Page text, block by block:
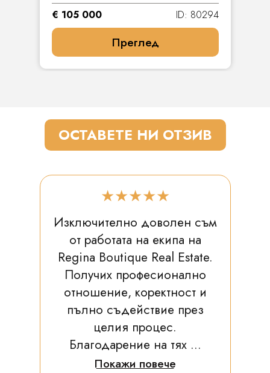
€ 105 000 ID: 80294
Преглед
ОСТАВЕТЕ НИ ОТЗИВ
★★★★★
Изключително доволен съм
от работата на екипа на
Regina Boutique Real Estate.
Получих професионално
отношение, коректност и
пълно съдействие през
целия процес.
Благодарение на тях ...
Покажи повече